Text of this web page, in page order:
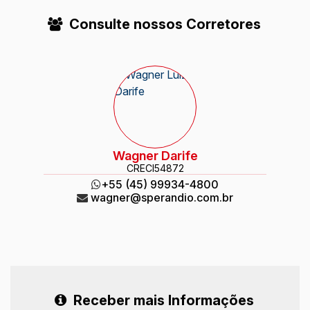
Consulte nossos Corretores
Wagner Darife
CRECI54872
+55 (45) 99934-4800
wagner@sperandio.com.br
Receber mais Informações